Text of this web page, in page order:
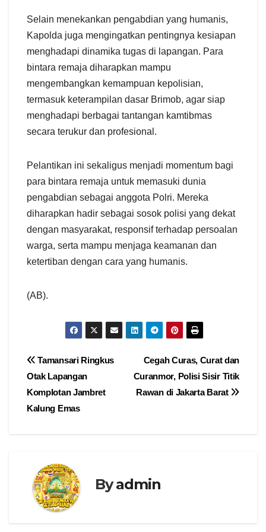
Selain menekankan pengabdian yang humanis,
Kapolda juga mengingatkan pentingnya kesiapan
menghadapi dinamika tugas di lapangan. Para
bintara remaja diharapkan mampu
mengembangkan kemampuan kepolisian,
termasuk keterampilan dasar Brimob, agar siap
menghadapi berbagai tantangan kamtibmas
secara terukur dan profesional.
Pelantikan ini sekaligus menjadi momentum bagi
para bintara remaja untuk memasuki dunia
pengabdian sebagai anggota Polri. Mereka
diharapkan hadir sebagai sosok polisi yang dekat
dengan masyarakat, responsif terhadap persoalan
warga, serta mampu menjaga keamanan dan
ketertiban dengan cara yang humanis.
(AB).
Navigasi
pos
Cegah Curas, Curat dan
Curanmor, Polisi Sisir Titik
Rawan di Jakarta Barat
Tamansari Ringkus
Otak Lapangan
Komplotan Jambret
Kalung Emas
Byadmin